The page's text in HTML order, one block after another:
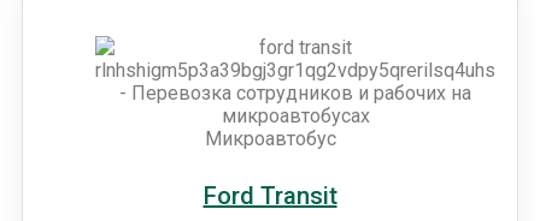
Микроавтобус
Ford Transit